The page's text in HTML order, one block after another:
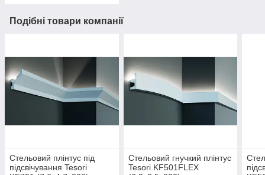
Подібні товари компанії
Стельовий плінтус під
підсвічування Tesori
Стельовий гнучкий плінтус
Tesori KF501FLEX